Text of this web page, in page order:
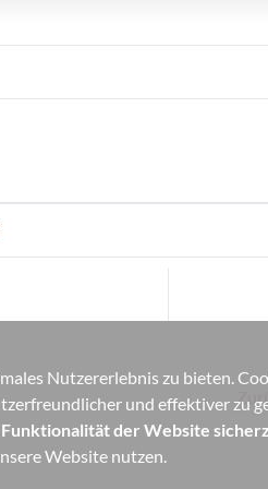
Nutzererlebnis zu bieten.
und effektiver zu
der Website
Website nutzen.